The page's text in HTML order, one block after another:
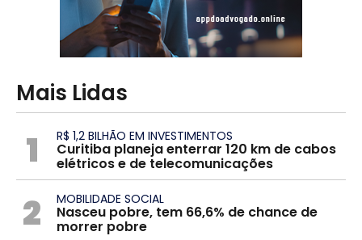
Mais Lidas
1 R$ 1,2 BILHÃO EM INVESTIMENTOS
Curitiba planeja enterrar 120 km de cabos
elétricos e de telecomunicações
2 MOBILIDADE SOCIAL
Nasceu pobre, tem 66,6% de chance de
morrer pobre